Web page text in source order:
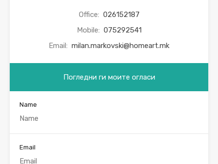
Office: 026152187
Mobile: 075292541
Email: milan.markovski@homeart.mk
Погледни ги моите огласи
Name
Email